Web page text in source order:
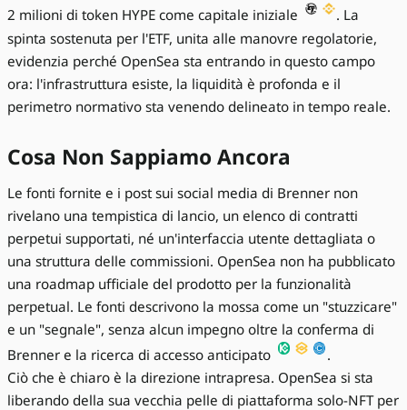
2 milioni di token HYPE come capitale iniziale
. La
spinta sostenuta per l'ETF, unita alle manovre regolatorie,
evidenzia perché OpenSea sta entrando in questo campo
ora: l'infrastruttura esiste, la liquidità è profonda e il
perimetro normativo sta venendo delineato in tempo reale.
Cosa Non Sappiamo Ancora
Le fonti fornite e i post sui social media di Brenner non
rivelano una tempistica di lancio, un elenco di contratti
perpetui supportati, né un'interfaccia utente dettagliata o
una struttura delle commissioni. OpenSea non ha pubblicato
una roadmap ufficiale del prodotto per la funzionalità
perpetual. Le fonti descrivono la mossa come un "stuzzicare"
e un "segnale", senza alcun impegno oltre la conferma di
Brenner e la ricerca di accesso anticipato
.
Ciò che è chiaro è la direzione intrapresa. OpenSea si sta
liberando della sua vecchia pelle di piattaforma solo-NFT per